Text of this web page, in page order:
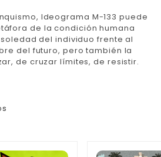
Ideograma M-133 puede
de la condición humana
del individuo frente al
del futuro, pero también la
de cruzar límites, de resistir.